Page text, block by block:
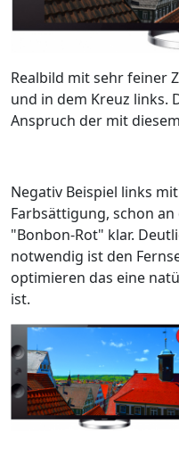
Realbild mit sehr feiner
und in dem Kreuz links.
Anspruch der mit
Negativ Beispiel links
Farbsättigung, schon
"Bonbon-Rot" klar.
notwendig ist den
optimieren das eine
ist.